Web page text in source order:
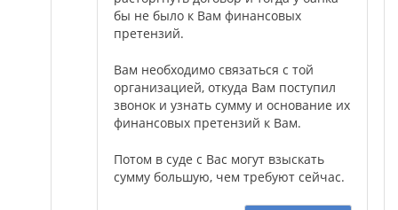
бы не было к Вам финансовых
претензий.
Вам необходимо связаться с той
организацией, откуда Вам поступил
звонок и узнать сумму и основание их
финансовых претензий к Вам.
Потом в суде с Вас могут взыскать
сумму большую, чем требуют сейчас.